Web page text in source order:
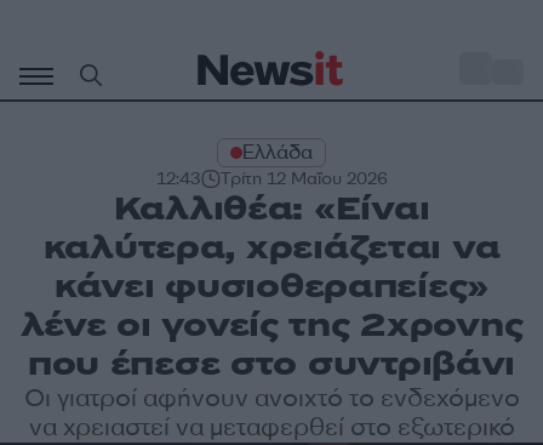
περιεχόμενο
Ελλάδα
12:43 Τρίτη 12 Μαΐου 2026
Καλλιθέα: «Είναι
καλύτερα, χρειάζεται να
κάνει φυσιοθεραπείες»
λένε οι γονείς της 2χρονης
που έπεσε στο συντριβάνι
Οι γιατροί αφήνουν ανοιχτό το ενδεχόμενο
να χρειαστεί να μεταφερθεί στο εξωτερικό